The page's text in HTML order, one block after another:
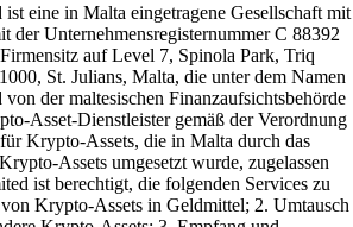
eine in Malta eingetragene Gesellschaft mit
der Unternehmensregisternummer C 88392
auf Level 7, Spinola Park, Triq
St. Julians, Malta, die unter dem Namen
der maltesischen Finanzaufsichtsbehörde
Asset-Dienstleister gemäß der Verordnung
Krypto-Assets, die in Malta durch das
Assets umgesetzt wurde, zugelassen
ist berechtigt, die folgenden Services zu
Krypto-Assets in Geldmittel; 2. Umtausch